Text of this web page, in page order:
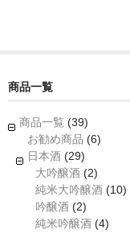
商品一覧
商品一覧 (39)
お勧め商品 (6)
日本酒 (29)
大吟醸酒 (2)
純米大吟醸酒 (10)
吟醸酒 (2)
純米吟醸酒 (4)